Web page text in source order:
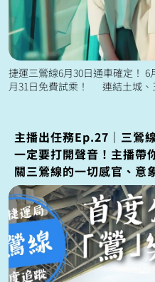
捷運三鶯線6月30日通車確定！ 6
月31日免費試乘！ 連結土城、
主播出任務Ep.27｜三鶯
一定要打開聲音！主播帶
關三鶯線的一切感官、意